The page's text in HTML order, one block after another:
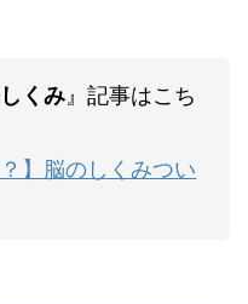
くみ』記事はこち
】脳のしくみつい